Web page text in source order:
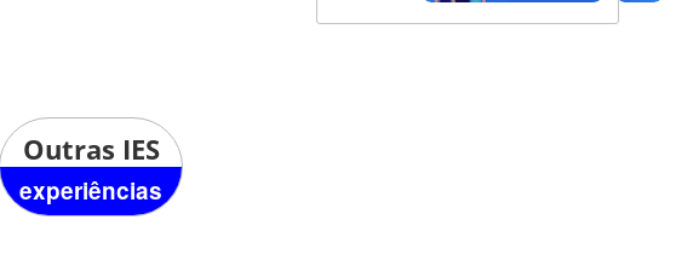
Outras IES
experiências